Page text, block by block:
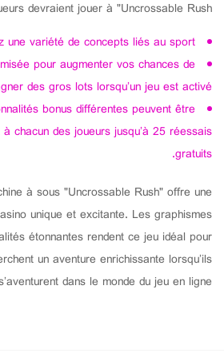
devraient jouer à "Uncrossable Rush"?
une variété de concepts liés au sport.
pour augmenter vos chances de
des gros lots lorsqu’un jeu est activé.
bonus différentes peuvent être
chacun des joueurs jusqu’à 25 réessais
gratuits.
à sous "Uncrossable Rush" offre une
unique et excitante. Les graphismes
étonnantes rendent ce jeu idéal pour
un aventure enrichissante lorsqu’ils
dans le monde du jeu en ligne.